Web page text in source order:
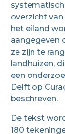
systematisch
overzicht
het eiland
aangegeven
ze zijn te
landhuizen,
een
Delft op
beschreven.
De tekst
180